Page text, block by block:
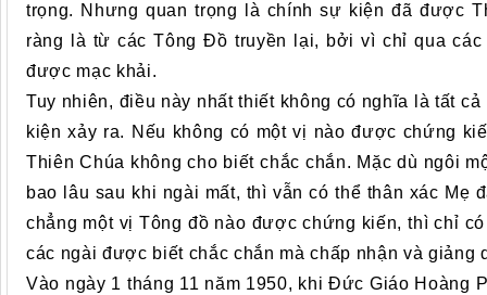
trọng. Nhưng quan trọng là chính sự kiện đã được
ràng là từ các Tông Đồ truyền lại, bởi vì chỉ qua
được mạc khải.
Tuy nhiên, điều này nhất thiết không có nghĩa là tất
kiện xảy ra. Nếu không có một vị nào được chứng
Thiên Chúa không cho biết chắc chắn. Mặc dù ngôi
bao lâu sau khi ngài mất, thì vẫn có thể thân xác
chẳng một vị Tông đồ nào được chứng kiến, thì chỉ
các ngài được biết chắc chắn mà chấp nhận và
Vào ngày 1 tháng 11 năm 1950, khi Đức Giáo Hoàng